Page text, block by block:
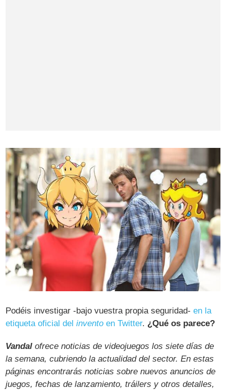
Podéis investigar -bajo vuestra propia seguridad-en la
etiqueta oficial delinvento en Twitter. ¿Qué os parece?
Vandal ofrece noticias de videojuegos los siete días de
la semana, cubriendo la actualidad del sector. En estas
páginas encontrarás noticias sobre nuevos anuncios de
juegos, fechas de lanzamiento, tráilers y otros detalles,